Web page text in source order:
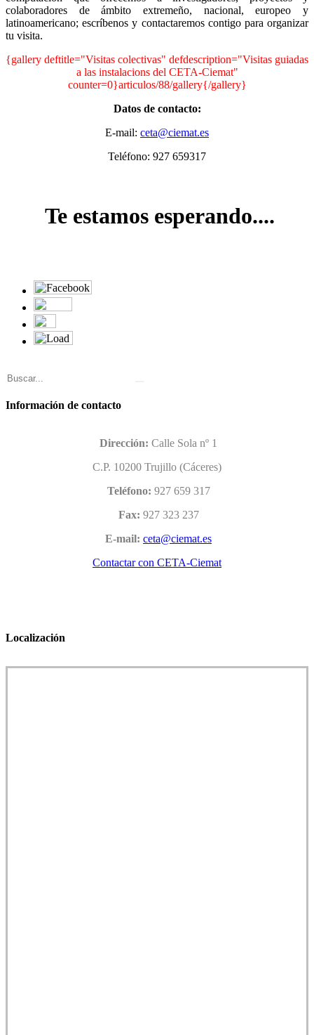
colaboradores de ámbito extremeño, nacional, europeo y
latinoamericano; escríbenos y contactaremos contigo para organizar
tu visita.
{gallery deftitle="Visitas colectivas" defdescription="Visitas guiadas
a las instalacions del CETA-Ciemat"
counter=0}articulos/88/gallery{/gallery}
Datos de contacto:
E-mail:
Teléfono: 927 659317
Te estamos esperando....
Información de contacto
Dirección: Calle Sola nº 1
C.P. 10200 Trujillo (Cáceres)
Teléfono: 927 659 317
Fax: 927 323 237
E-mail:
Contactar con CETA-Ciemat
Localización